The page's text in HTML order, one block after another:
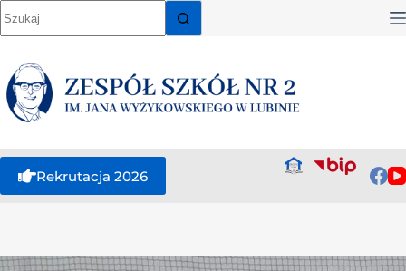
Rekrutacja 2026